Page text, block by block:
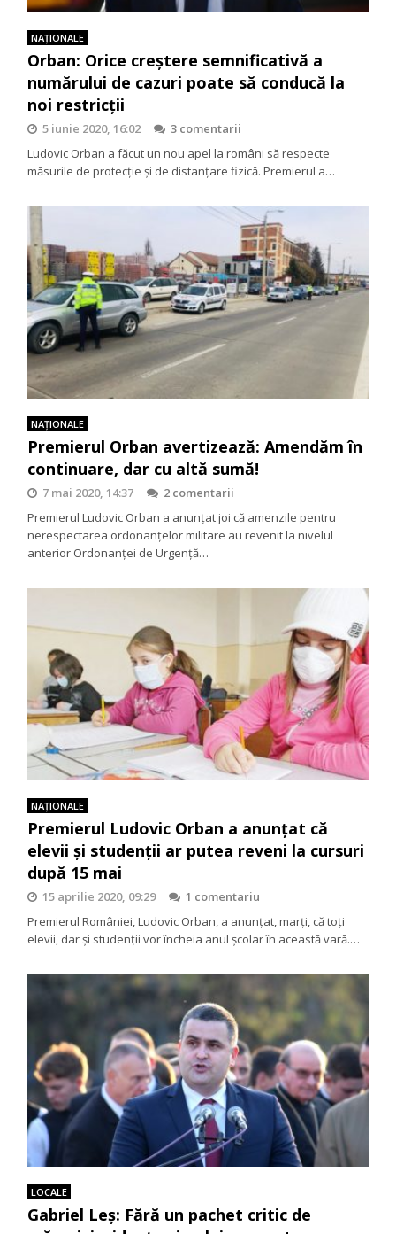
NAŢIONALE
Orban: Orice creștere semnificativă a
numărului de cazuri poate să conducă la
noi restricții
5 iunie 2020, 16:02
3 comentarii
Ludovic Orban a făcut un nou apel la români să respecte
măsurile de protecție și de distanțare fizică. Premierul a…
NAŢIONALE
Premierul Orban avertizează: Amendăm în
continuare, dar cu altă sumă!
7 mai 2020, 14:37
2 comentarii
Premierul Ludovic Orban a anunțat joi că amenzile pentru
nerespectarea ordonanțelor militare au revenit la nivelul
anterior Ordonanței de Urgență…
NAŢIONALE
Premierul Ludovic Orban a anunțat că
elevii și studenții ar putea reveni la cursuri
după 15 mai
15 aprilie 2020, 09:29
1 comentariu
Premierul României, Ludovic Orban, a anunţat, marți, că toţi
elevii, dar şi studenții vor încheia anul şcolar în această vară.…
LOCALE
Gabriel Leş: Fără un pachet critic de